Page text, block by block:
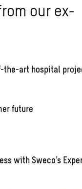
our ex­
the-art hos­pi­tal
fu­ture
with Sweco’s